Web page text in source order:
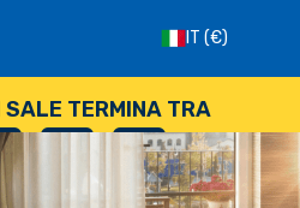
IT (€)
TERMINA TRA
: --
SECONDI